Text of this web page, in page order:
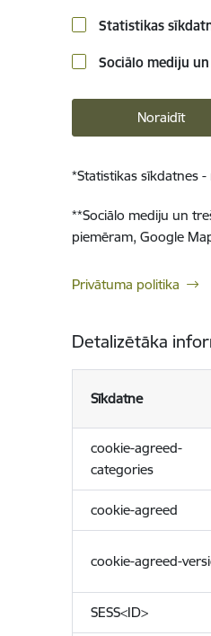
Statistikas
Sociālo mediju
Noraidīt
*Statistikas sīkdatnes
**Sociālo mediju un
piemēram, Google
Privātuma politika
Detalizētāka
Sīkdatne
cookie-agreed-
categories
cookie-agreed
cookie-agreed-
SESS<ID>